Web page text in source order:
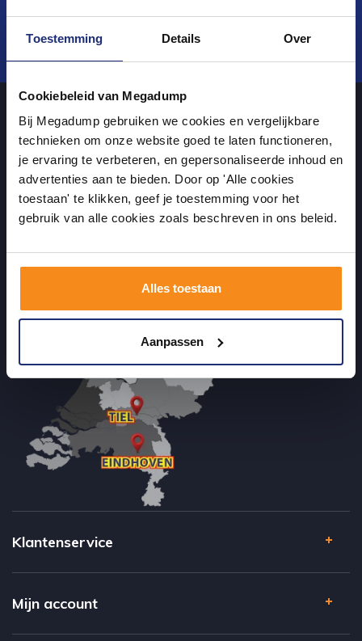
Toestemming Details Over
Cookiebeleid van Megadump
Bij Megadump gebruiken we cookies en vergelijkbare
technieken om onze website goed te laten functioneren,
je ervaring te verbeteren, en gepersonaliseerde inhoud en
advertenties aan te bieden. Door op 'Alle cookies
toestaan' te klikken, geef je toestemming voor het
gebruik van alle cookies zoals beschreven in ons beleid.
Alles toestaan
Aanpassen
Verstuur
Over ons
uw sanitairwinkel in Dalen waar u niet alleen in onze showroom
terecht kunt voor badkamertegels en sanitair, maar ook via de
Klantenservice
Mijn account